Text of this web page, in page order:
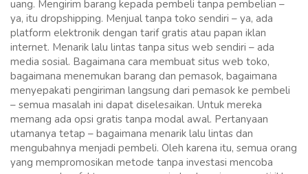
uang. Mengirim barang kepada pembeli tanpa pembelian –
ya, itu dropshipping. Menjual tanpa toko sendiri – ya, ada
platform elektronik dengan tarif gratis atau papan iklan
internet. Menarik lalu lintas tanpa situs web sendiri – ada
media sosial. Bagaimana cara membuat situs web toko,
bagaimana menemukan barang dan pemasok, bagaimana
menyepakati pengiriman langsung dari pemasok ke pembeli
– semua masalah ini dapat diselesaikan. Untuk mereka
memang ada opsi gratis tanpa modal awal. Pertanyaan
utamanya tetap – bagaimana menarik lalu lintas dan
mengubahnya menjadi pembeli. Oleh karena itu, semua orang
yang mempromosikan metode tanpa investasi mencoba